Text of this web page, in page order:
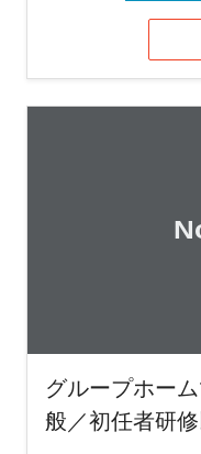
グループホー
般／初任者研